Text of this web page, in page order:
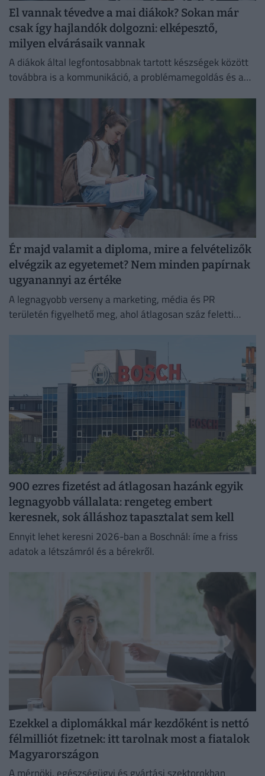
El vannak tévedve a mai diákok? Sokan már
csak így hajlandók dolgozni: elképesztő,
milyen elvárásaik vannak
A diákok által legfontosabbnak tartott készségek között
továbbra is a kommunikáció, a problémamegoldás és a
Ér majd valamit a diploma, mire a felvételizők
elvégzik az egyetemet? Nem minden papírnak
ugyanannyi az értéke
A legnagyobb verseny a marketing, média és PR
területén figyelhető meg, ahol átlagosan száz feletti
900 ezres fizetést ad átlagosan hazánk egyik
legnagyobb vállalata: rengeteg embert
keresnek, sok álláshoz tapasztalat sem kell
Ennyit lehet keresni 2026-ban a Boschnál: íme a friss
adatok a létszámról és a bérekről.
Ezekkel a diplomákkal már kezdőként is nettó
félmilliót fizetnek: itt tarolnak most a fiatalok
Magyarországon